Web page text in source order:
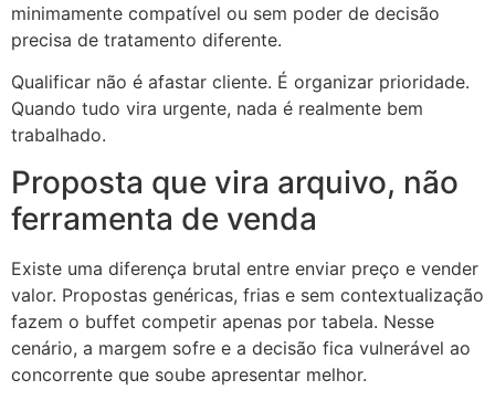
minimamente compatível ou sem poder de decisão
precisa de tratamento diferente.
Qualificar não é afastar cliente. É organizar prioridade.
Quando tudo vira urgente, nada é realmente bem
trabalhado.
Proposta que vira arquivo, não
ferramenta de venda
Existe uma diferença brutal entre enviar preço e vender
valor. Propostas genéricas, frias e sem contextualização
fazem o buffet competir apenas por tabela. Nesse
cenário, a margem sofre e a decisão fica vulnerável ao
concorrente que soube apresentar melhor.